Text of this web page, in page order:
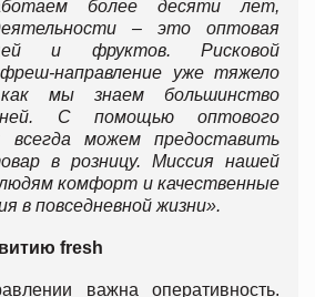
более десяти лет,
– это оптовая
и фруктов. Рисковой
фреш-направление уже тяжело
мы знаем большинство
С помощью оптового
всегда можем предоставить
в розницу. Миссия нашей
комфорт и качественные
в повседневной жизни».
fresh
важна оперативность.